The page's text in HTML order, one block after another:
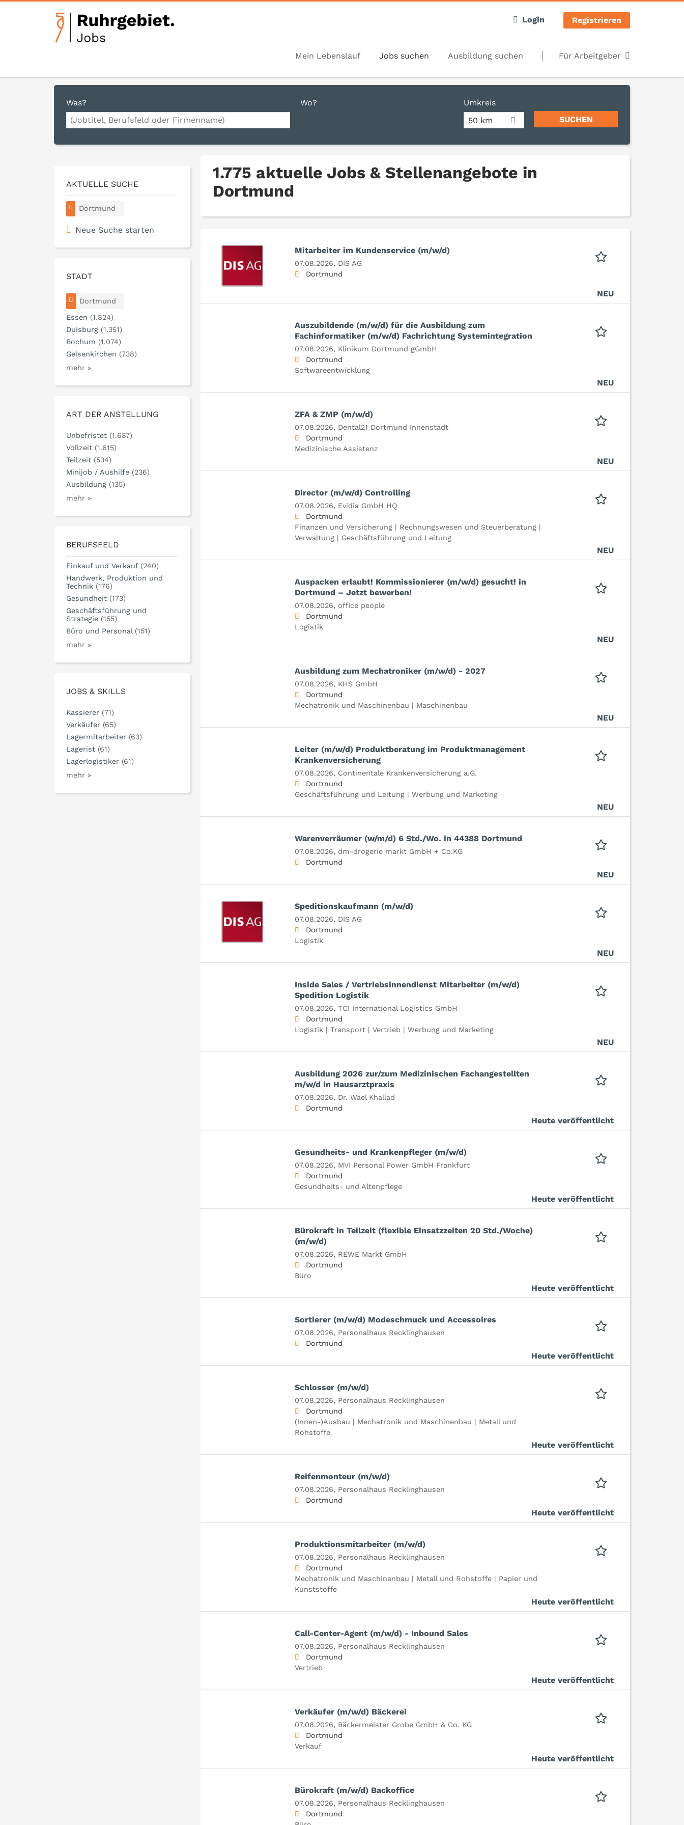
Login Registrieren
Mein Lebenslauf Jobs suchen Ausbildung suchen Für Arbeitgeber
Was? Wo?
Umkreis
50 km
1.775 aktuelle Jobs & Stellenangebote in
Dortmund
Mitarbeiter im Kundenservice (m/w/d)
07.08.2026, DIS AG
Dortmund
NEU
Auszubildende (m/w/d) für die Ausbildung zum
Fachinformatiker (m/w/d) Fachrichtung Systemintegration
07.08.2026, Klinikum Dortmund gGmbH
Dortmund
Softwareentwicklung
NEU
ZFA & ZMP (m/w/d)
07.08.2026, Dental21 Dortmund Innenstadt
Dortmund
Medizinische Assistenz
NEU
Director (m/w/d) Controlling
07.08.2026, Evidia GmbH HQ
Dortmund
Finanzen und Versicherung | Rechnungswesen und Steuerberatung |
Verwaltung | Geschäftsführung und Leitung
NEU
Auspacken erlaubt! Kommissionierer (m/w/d) gesucht! in
Dortmund – Jetzt bewerben!
07.08.2026, office people
Dortmund
Logistik
NEU
Ausbildung zum Mechatroniker (m/w/d) - 2027
07.08.2026, KHS GmbH
Dortmund
Mechatronik und Maschinenbau | Maschinenbau
NEU
Leiter (m/w/d) Produktberatung im Produktmanagement
Krankenversicherung
07.08.2026, Continentale Krankenversicherung a.G.
Dortmund
Geschäftsführung und Leitung | Werbung und Marketing
NEU
Warenverräumer (w/m/d) 6 Std./Wo. in 44388 Dortmund
07.08.2026, dm-drogerie markt GmbH + Co.KG
Dortmund
NEU
Speditionskaufmann (m/w/d)
07.08.2026, DIS AG
Dortmund
Logistik
NEU
Inside Sales / Vertriebsinnendienst Mitarbeiter (m/w/d)
Spedition Logistik
07.08.2026, TCI International Logistics GmbH
Dortmund
Logistik | Transport | Vertrieb | Werbung und Marketing
NEU
Ausbildung 2026 zur/zum Medizinischen Fachangestellten
m/w/d in Hausarztpraxis
07.08.2026, Dr. Wael Khallad
Dortmund
Heute veröffentlicht
Gesundheits- und Krankenpfleger (m/w/d)
07.08.2026, MVI Personal Power GmbH Frankfurt
Dortmund
Gesundheits- und Altenpflege
Heute veröffentlicht
Bürokraft in Teilzeit (flexible Einsatzzeiten 20 Std./Woche)
(m/w/d)
07.08.2026, REWE Markt GmbH
Dortmund
Büro
Heute veröffentlicht
Sortierer (m/w/d) Modeschmuck und Accessoires
07.08.2026, Personalhaus Recklinghausen
Dortmund
Heute veröffentlicht
Schlosser (m/w/d)
07.08.2026, Personalhaus Recklinghausen
Dortmund
(Innen-)Ausbau | Mechatronik und Maschinenbau | Metall und
Rohstoffe
Heute veröffentlicht
Reifenmonteur (m/w/d)
07.08.2026, Personalhaus Recklinghausen
Dortmund
Heute veröffentlicht
Produktionsmitarbeiter (m/w/d)
07.08.2026, Personalhaus Recklinghausen
Dortmund
Mechatronik und Maschinenbau | Metall und Rohstoffe | Papier und
Kunststoffe
Heute veröffentlicht
Call-Center-Agent (m/w/d) - Inbound Sales
07.08.2026, Personalhaus Recklinghausen
Dortmund
Vertrieb
Heute veröffentlicht
Verkäufer (m/w/d) Bäckerei
07.08.2026, Bäckermeister Grobe GmbH & Co. KG
Dortmund
Verkauf
Heute veröffentlicht
Bürokraft (m/w/d) Backoffice
07.08.2026, Personalhaus Recklinghausen
Dortmund
AKTUELLE SUCHE
Dortmund
Neue Suche starten
STADT
Dortmund
Essen (1.824)
Duisburg (1.351)
Bochum (1.074)
Gelsenkirchen (738)
mehr »
ART DER ANSTELLUNG
Unbefristet (1.687)
Vollzeit (1.615)
Teilzeit (534)
Minijob / Aushilfe (236)
Ausbildung (135)
mehr »
BERUFSFELD
Einkauf und Verkauf (240)
Handwerk, Produktion und
Technik (176)
Gesundheit (173)
Geschäftsführung und
Strategie (155)
Büro und Personal (151)
mehr »
JOBS & SKILLS
Kassierer (71)
Verkäufer (65)
Lagermitarbeiter (63)
Lagerist (61)
Lagerlogistiker (61)
mehr »